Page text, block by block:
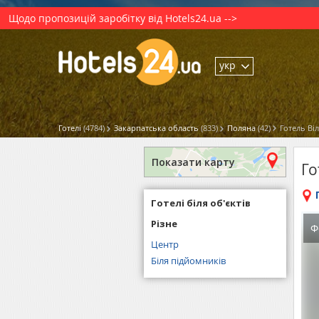
Щодо пропозицій заробітку від Hotels24.ua -->
укр
Готелі (4784) Закарпатська область (833) Поляна (42) Готель
Показати карту
Готелі біля об'єктів
Різне
Центр
Біля підйомників